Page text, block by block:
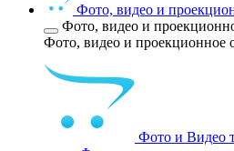
Фото, видео и
Фото, видео и
Фото, видео и проекционное
Фото и Видео